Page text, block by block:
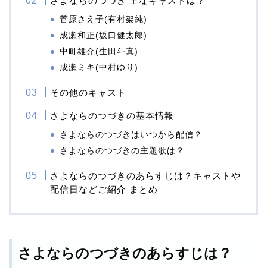
菅原さえ子(有村架純)
成瀬和正(坂口健太郎)
中町雄介(生田斗真)
成瀬ミキ(中村ゆり)
その他のキャスト
さよならのつづきの基本情報
さよならのつづきはいつから配信？
さよならのつづきの主題歌は？
さよならのつづきのあらすじは？キャストや
配信日などご紹介 まとめ
さよならのつづきのあらすじは？